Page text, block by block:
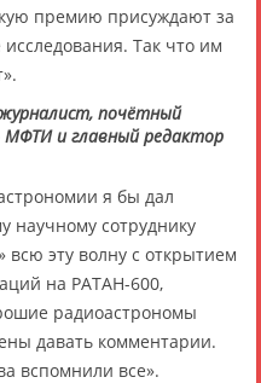
премию присуждают за
Так что им
почётный
МФТИ и главный редактор
я бы дал
научному сотруднику
всю эту волну с открытием
на РАТАН-600,
радиоастрономы
давать комментарии.
вспомнили все».